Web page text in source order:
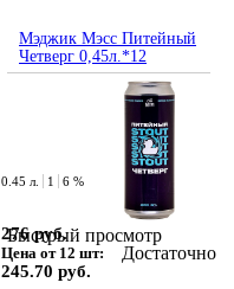
Мэджик Мэсс Питейный
Четверг 0,45л.*12
Быстрый просмотр
0.45 л. 1 6 %
276 руб.
Цена от 12 шт:
245.70 руб.
Достаточно